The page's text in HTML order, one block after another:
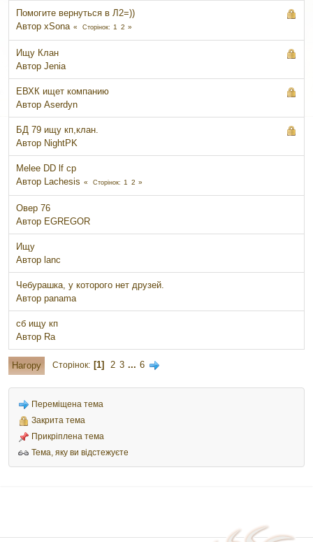
Помогите вернуться в Л2=))
Автор xSona Сторінок 1 2
Ищу Клан
Автор Jenia
ЕВХК ищет компанию
Автор Aserdyn
БД 79 ищу кп,клан.
Автор NightPK
Melee DD lf cp
Автор Lachesis Сторінок 1 2
Овер 76
Автор EGREGOR
Ищу
Автор lanc
Чебурашка, у которого нет друзей.
Автор panama
сб ищу кп
Автор Ra
Нагору Сторінок 1 2 3 ... 6
Переміщена тема
Закрита тема
Прикріплена тема
Тема, яку ви відстежуєте